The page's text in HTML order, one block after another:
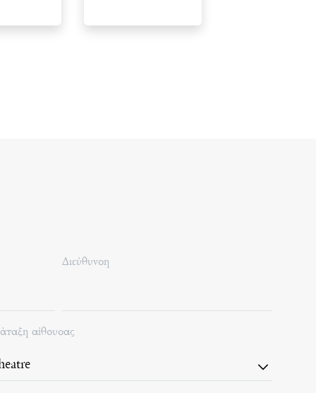
Διεύθυνση
αίθουσας